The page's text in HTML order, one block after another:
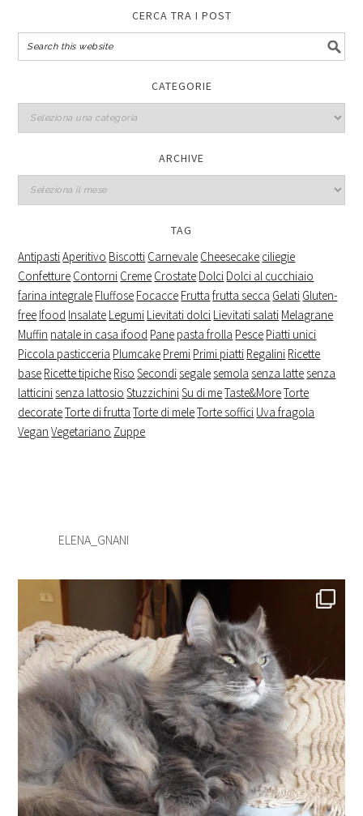
CERCA TRA I POST
CATEGORIE
Categorie
ARCHIVE
Archive
TAG
AntipastiAperitivo Biscotti Carnevale Cheesecake ciliegie
Confetture Contorni Creme Crostate Dolci Dolci al cucchiaio
farina integrale Fluffose Focacce Frutta frutta secca Gelati Gluten-
free Ifood Insalate Legumi Lievitati dolci Lievitati salati Melagrane
Muffin natale in casa ifood Pane pasta frolla Pesce Piatti unici
Piccola pasticceria Plumcake Premi Primi piatti Regalini Ricette
base Ricette tipiche Riso Secondi segale semola senza latte senza
latticini senza lattosio StuzzichiniSu di meTaste&MoreTorte
decorateTorte di frutta Torte di meleTorte soffici Uva fragola
Vegan Vegetariano Zuppe
ELENA_GNANI